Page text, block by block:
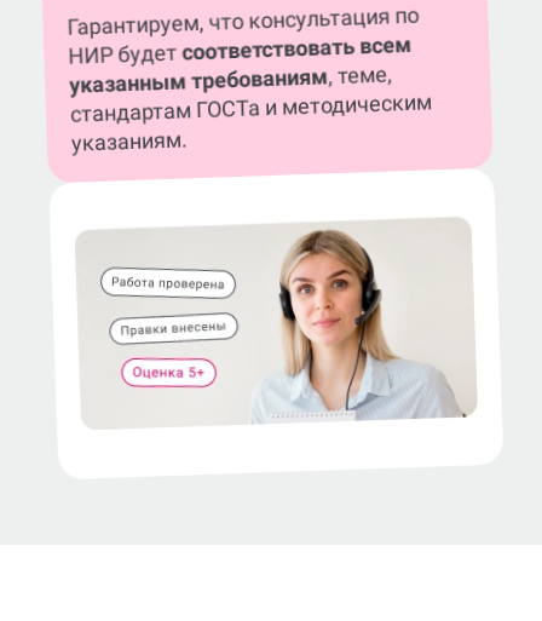
Гарантируем, что консультация по
НИР будетсоответствовать всем
указанным требованиям, теме,
стандартам ГОСТа и методическим
указаниям.